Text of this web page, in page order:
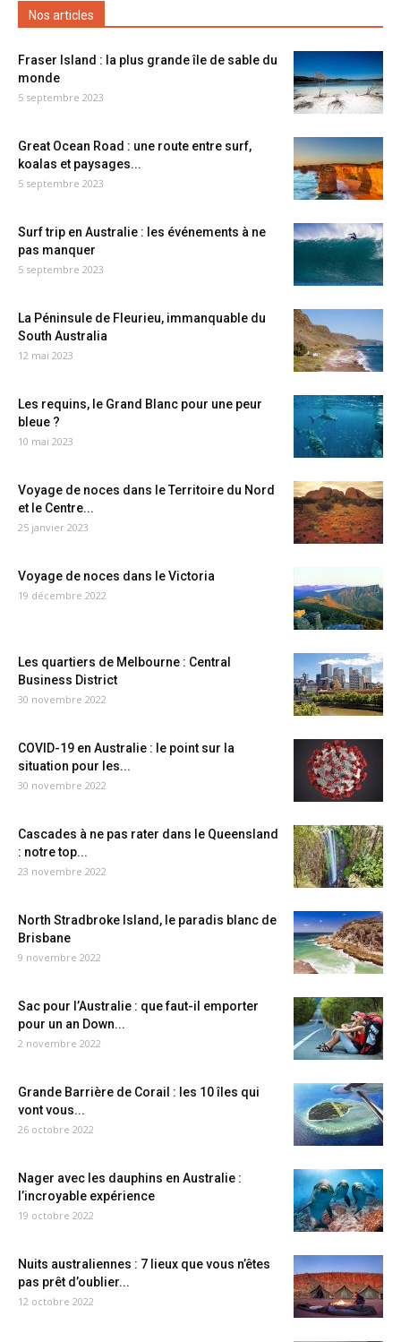
Nos articles
Fraser Island : la plus grande île de sable du
monde
5 septembre 2023
Great Ocean Road : une route entre surf,
koalas et paysages...
5 septembre 2023
Surf trip en Australie : les événements à ne
pas manquer
5 septembre 2023
La Péninsule de Fleurieu, immanquable du
South Australia
12 mai 2023
Les requins, le Grand Blanc pour une peur
bleue ?
10 mai 2023
Voyage de noces dans le Territoire du Nord
et le Centre...
25 janvier 2023
Voyage de noces dans le Victoria
19 décembre 2022
Les quartiers de Melbourne : Central
Business District
30 novembre 2022
COVID-19 en Australie : le point sur la
situation pour les...
30 novembre 2022
Cascades à ne pas rater dans le Queensland
: notre top...
23 novembre 2022
North Stradbroke Island, le paradis blanc de
Brisbane
9 novembre 2022
Sac pour l’Australie : que faut-il emporter
pour un an Down...
2 novembre 2022
Grande Barrière de Corail : les 10 îles qui
vont vous...
26 octobre 2022
Nager avec les dauphins en Australie :
l’incroyable expérience
19 octobre 2022
Nuits australiennes : 7 lieux que vous n’êtes
pas prêt d’oublier...
12 octobre 2022